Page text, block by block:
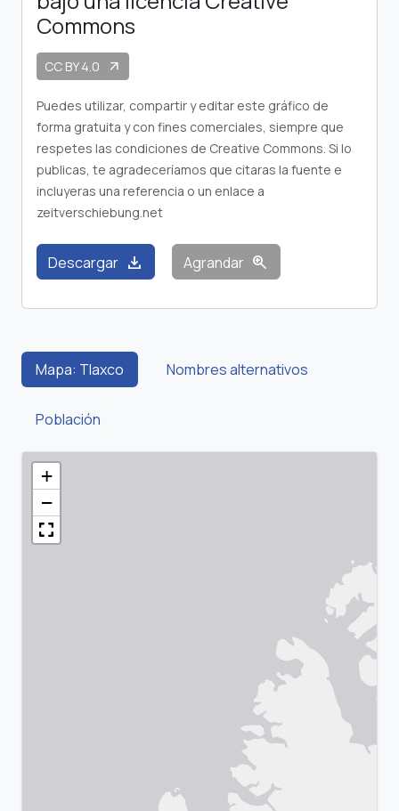
Commons
CC BY 4.0 arrow_outward
Puedes utilizar, compartir y editar este gráfico de
forma gratuita y con fines comerciales, siempre que
respetes las condiciones de Creative Commons. Si lo
publicas, te agradeceríamos que citaras la fuente e
incluyeras una referencia o un enlace a
zeitverschiebung.net
Descargar download Agrandar zoom_in
Mapa: Tlaxco Nombres alternativos
Población
+
−